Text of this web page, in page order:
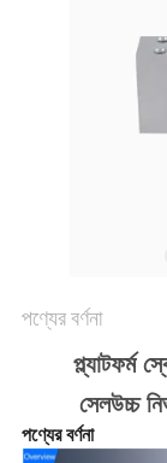
পণ্যের বর্ণনা
প্ল্যাটফর্ম
সেলউচ্চ
পণ্যের বর্ণনা